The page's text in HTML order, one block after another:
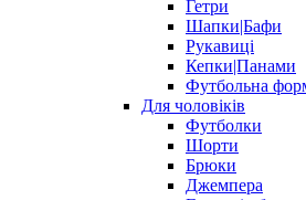
Гетри
Шапки|Бафи
Рукавиці
Кепки|Панами
Футбольна
Для чоловіків
Футболки
Шорти
Брюки
Джемпера